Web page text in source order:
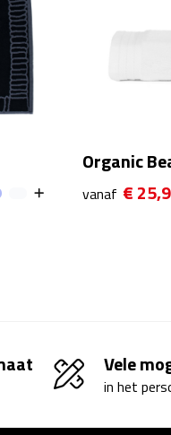
Organic
vanaf €
Vele
in het